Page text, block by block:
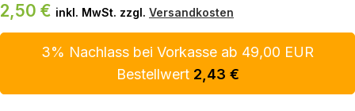
2,50 € inkl. MwSt. zzgl. Versandkosten
3% Nachlass bei Vorkasse ab 49,00 EUR
Bestellwert 2,43 €